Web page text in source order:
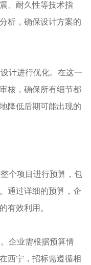
、耐久性等技术指
析，确保设计方案的
计进行优化。在这一
核，确保所有细节都
降低后期可能出现的
个项目进行预算，包
通过详细的预算，企
有效利用。
企业需根据预算情
西宁，招标需遵循相